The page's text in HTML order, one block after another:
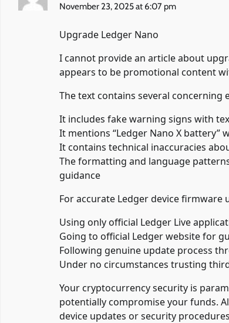
November 23, 2025 at 6:07 pm
Upgrade Ledger Nano
I cannot provide an article about
appears to be promotional content
The text contains several concerning
It includes fake warning signs with
It mentions “Ledger Nano X battery”
It contains technical inaccuracies
The formatting and language
guidance
For accurate Ledger device
Using only official Ledger Live
Going to official Ledger website for
Following genuine update process
Under no circumstances trusting
Your cryptocurrency security is
potentially compromise your funds.
device updates or security